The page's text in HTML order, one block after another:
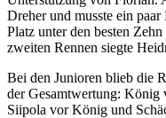
Dreher und musste ein paar
Platz unter den besten
zweiten Rennen siegte
Bei den Junioren blieb die
der Gesamtwertung: König
Siipola vor König und